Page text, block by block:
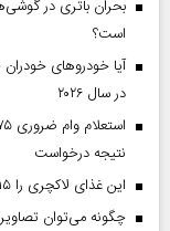
است؟
آیا خودروهای
در سال ۲۰۲۶
نتیجه درخواست
این غذای لاکچری را ۱۵ دقیقه‌ای آماده کنید
چگونه می‌توان